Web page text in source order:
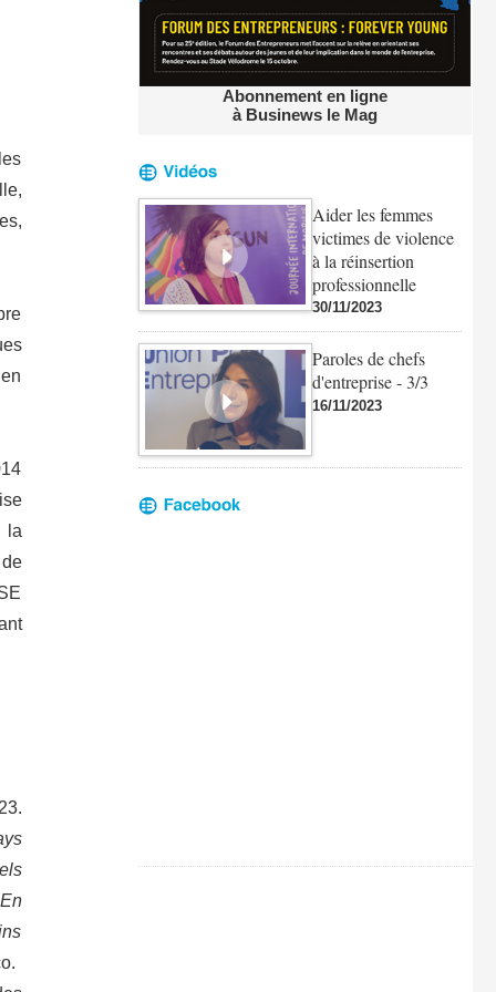
la
Abonnement en ligne
à Businews le Mag
Aider les femmes
victimes de violence
à la réinsertion
professionnelle
30/11/2023
Paroles de chefs
d'entreprise - 3/3
16/11/2023